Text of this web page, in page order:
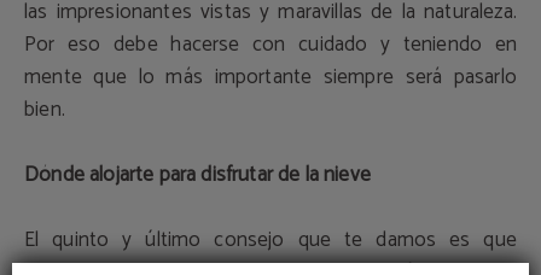
las impresionantes vistas y maravillas de la naturaleza.
Por eso debe hacerse con cuidado y teniendo en
mente que lo más importante siempre será pasarlo
bien.
Dónde alojarte para disfrutar de la nieve
El quinto y último consejo que te damos es que